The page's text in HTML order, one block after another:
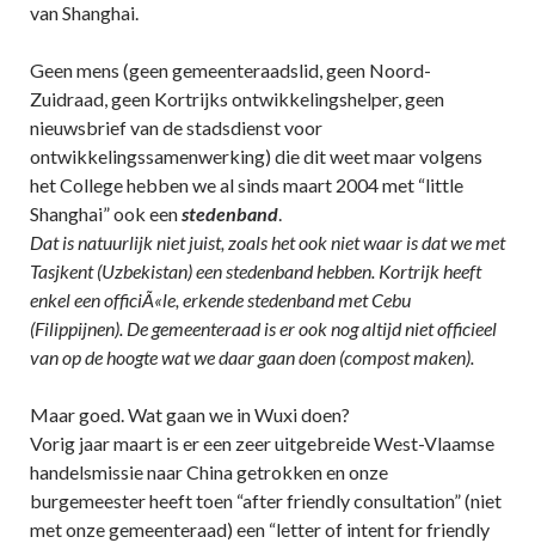
van Shanghai.
Geen mens (geen gemeenteraadslid, geen Noord-
Zuidraad, geen Kortrijks ontwikkelingshelper, geen
nieuwsbrief van de stadsdienst voor
ontwikkelingssamenwerking) die dit weet maar volgens
het College hebben we al sinds maart 2004 met “little
Shanghai” ook eenstedenband.
Dat is natuurlijk niet juist, zoals het ook niet waar is dat we met
Tasjkent (Uzbekistan) een stedenband hebben. Kortrijk heeft
enkel een officiÃ«le, erkende stedenband met Cebu
(Filippijnen). De gemeenteraad is er ook nog altijd niet officieel
van op de hoogte wat we daar gaan doen (compost maken).
Maar goed. Wat gaan we in Wuxi doen?
Vorig jaar maart is er een zeer uitgebreide West-Vlaamse
handelsmissie naar China getrokken en onze
burgemeester heeft toen “after friendly consultation” (niet
met onze gemeenteraad) een “letter of intent for friendly